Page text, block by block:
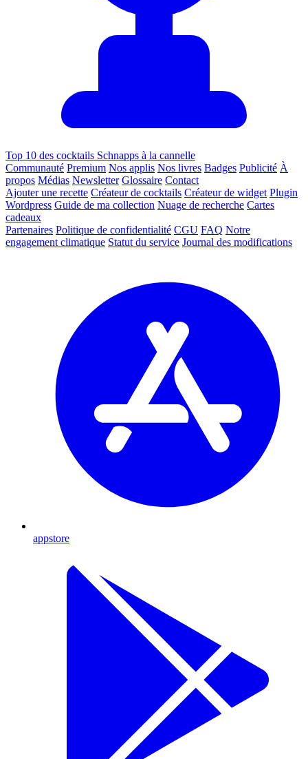
Top 10 des cocktails Schnapps à la cannelle
Communauté Premium Nos applis Nos livres Badges Publicité À
propos Médias Newsletter Glossaire Contact
Ajouter une recette Créateur de cocktails Créateur de widget Plugin
Wordpress Guide de ma collection Nuage de recherche Cartes
cadeaux
Partenaires Politique de confidentialité CGU FAQ Notre
engagement climatique Statut du service Journal des modifications
appstore